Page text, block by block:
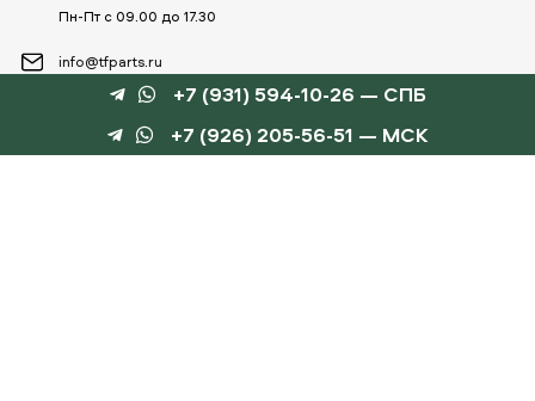
Пн-Пт с 09.00 до 17.30
info@tfparts.ru
ТЕХНОБОКС
+7 (931) 594-10-26 — СПБ
+7 (926) 205-56-51 — МСК